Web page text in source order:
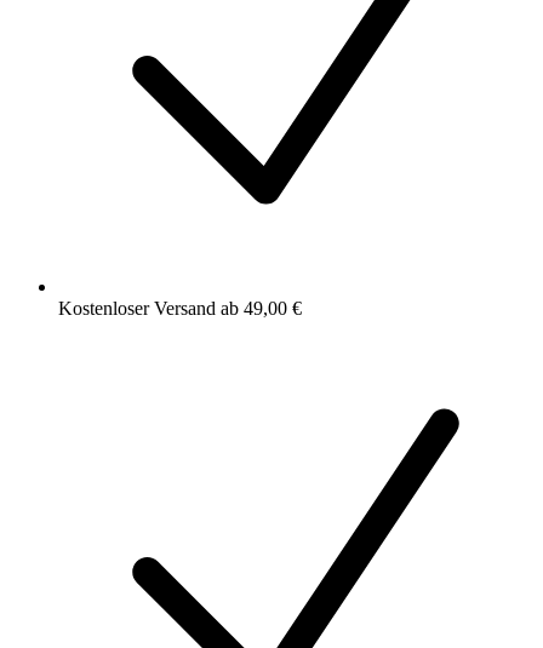
Kostenloser Versand ab 49,00 €